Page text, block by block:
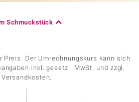
Schmuckstück
Der Umrechnungskurs kann sich
inkl. gesetzl. MwSt. und zzgl.
Versandkosten.